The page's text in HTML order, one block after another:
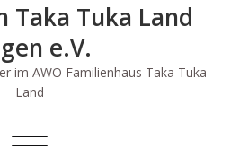
Taka Tuka Land
e.V.
im AWO Familienhaus Taka Tuka
Land
Schalte